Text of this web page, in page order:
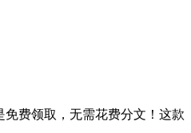
费领取，无需花费分文！这款